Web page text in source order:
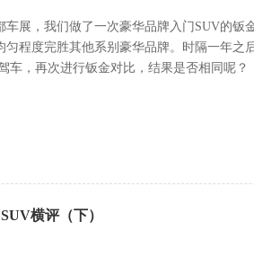
车展，我们做了一次豪华品牌入门SUV的钣
匀程度完胜其他系别豪华品牌。时隔一年之
车，再次进行钣金对比，结果是否相同呢？
横评（下）